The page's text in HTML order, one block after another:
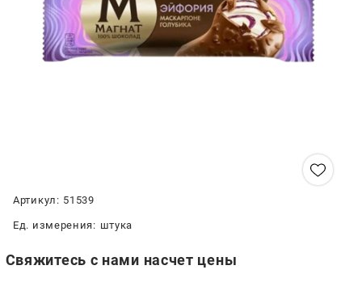
Артикул: 51539
Ед. измерения: штука
Свяжитесь с нами насчет цены